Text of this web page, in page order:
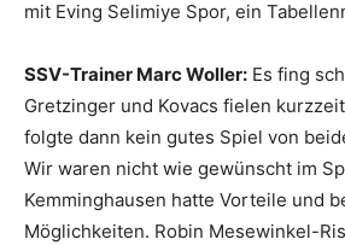
mit Eving Selimiye Spor, ein
SSV-Trainer Marc Woller: Es fing
Gretzinger und Kovacs fielen
folgte dann kein gutes Spiel von
Wir waren nicht wie gewünscht im
Kemminghausen hatte Vorteile und
Möglichkeiten. Robin Mesewinkel-